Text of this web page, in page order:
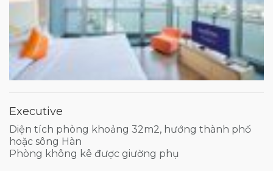
Executive
Diện tích phòng khoảng 32m2, hướng thành phố
hoặc sông Hàn
Phòng không kê được giường phụ